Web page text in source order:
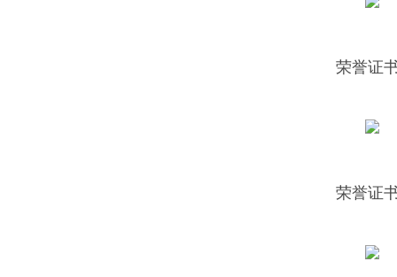
荣誉证
荣誉证